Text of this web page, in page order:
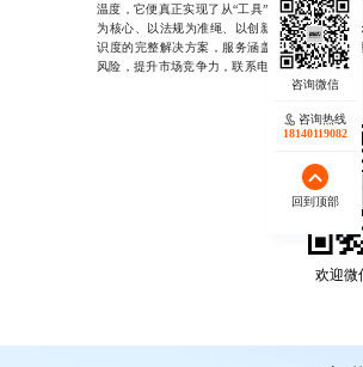
温度，它便真正实现了从“工具”到“桥梁”的跃
为核心、以法规为准绳、以创新为驱动的服务
识度的完整解决方案，服务涵盖从概念构思、
风险，提升市场竞争力，联系电话18140119082。
欢迎微
咨询热线
18140119082
回到顶部